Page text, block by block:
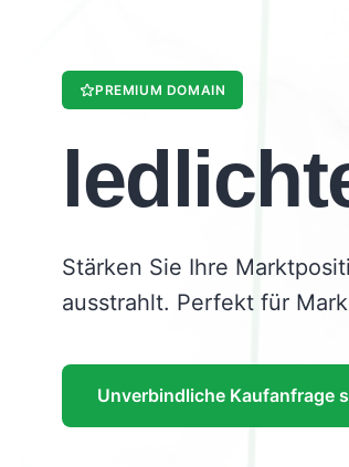
PREMIUM DOMAIN
Stärken Sie Ihre
ausstrahlt. Perfekt für
Unverbindliche Kaufanfrage